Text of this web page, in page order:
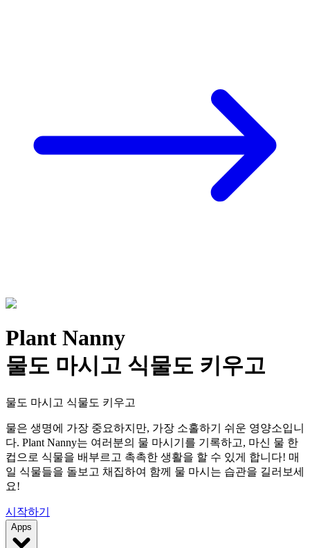
Plant Nanny
물도 마시고 식물도 키우고
물도 마시고 식물도 키우고
물은 생명에 가장 중요하지만, 가장 소홀하기 쉬운 영양소입니
다. Plant Nanny는 여러분의 물 마시기를 기록하고, 마신 물 한
컵으로 식물을 배부르고 촉촉한 생활을 할 수 있게 합니다! 매
일 식물들을 돌보고 채집하여 함께 물 마시는 습관을 길러보세
요!
시작하기
Apps